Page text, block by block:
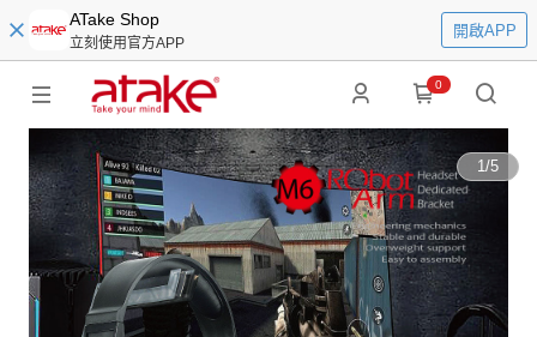
ATake Shop
立刻使用官方APP
開啟APP
0
1/5